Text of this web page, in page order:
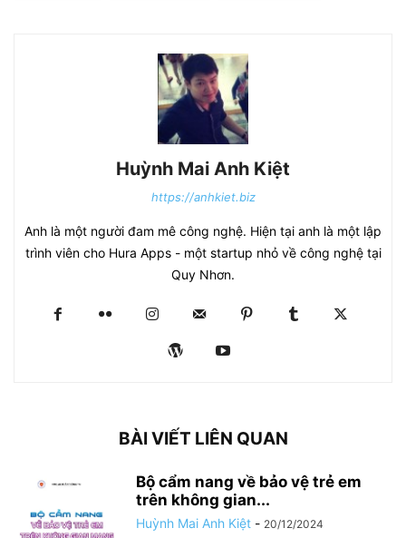
Huỳnh Mai Anh Kiệt
https://anhkiet.biz
Anh là một người đam mê công nghệ. Hiện tại anh là một lập
trình viên cho Hura Apps - một startup nhỏ về công nghệ tại
Quy Nhơn.
BÀI VIẾT LIÊN QUAN
Bộ cẩm nang về bảo vệ trẻ em
trên không gian...
Huỳnh Mai Anh Kiệt - 20/12/2024